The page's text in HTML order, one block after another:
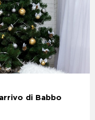
di Babbo